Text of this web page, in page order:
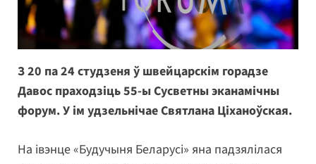
З 20 па 24 студзеня ў швейцарскім горадзе
Давос праходзіць 55-ы Сусветны эканамічны
форум. У ім удзельнічае Святлана Ціханоўская.
На івэнце «Будучыня Беларусі» яна падзялілася